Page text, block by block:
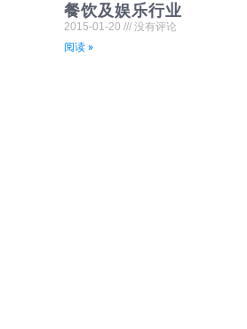
餐饮及娱乐行业
2015-01-20
没有评论
阅读 »